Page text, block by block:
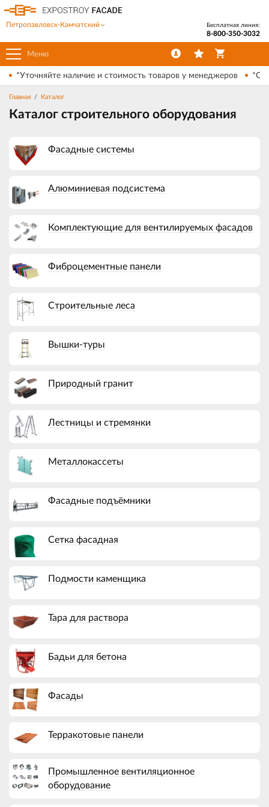
Меню
Петропавловск-Камчатский Бесплатная линия:
8-800-350-3032
*Уточняйте наличие и стоимость товаров у менеджеров
Главная Каталог
Каталог строительного оборудования
Фасадные системы
Алюминиевая подсистема
Комплектующие для вентилируемых фасадов
Фиброцементные панели
Строительные леса
Вышки-туры
Природный гранит
Лестницы и стремянки
Металлокассеты
Фасадные подъёмники
Сетка фасадная
Подмости каменщика
Тара для раствора
Бадьи для бетона
Фасады
Терракотовые панели
Промышленное вентиляционное
оборудование